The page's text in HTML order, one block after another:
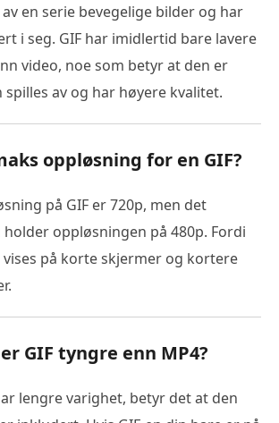
en serie bevegelige bilder og har
i seg. GIF har imidlertid bare lavere
video, noe som betyr at den er
spilles av og har høyere kvalitet.
oppløsning for en GIF?
på GIF er 720p, men det
oppløsningen på 480p. Fordi
vises på korte skjermer og kortere
GIF tyngre enn MP4?
lengre varighet, betyr det at den